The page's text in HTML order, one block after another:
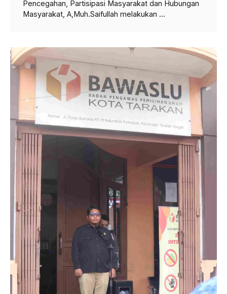
Pencegahan, Partisipasi Masyarakat dan Hubungan
Masyarakat, A,Muh.Saifullah melakukan ...